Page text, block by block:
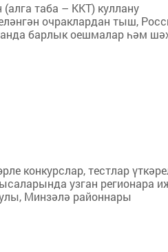
таба – ККТ) куллану
очраклардан тыш,
барлык оешмалар һәм
конкурслар, тестлар
узган регионара
Минзәлә районнары